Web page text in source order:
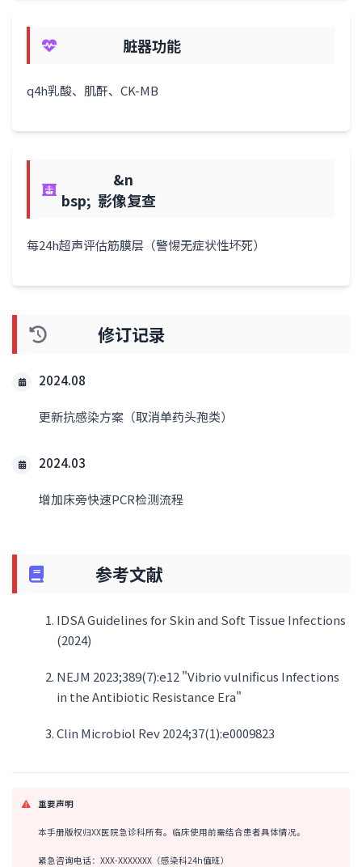
脏器功能
q4h乳酸、肌酐、CK-MB
&n
bsp; 影像复查
每24h超声评估筋膜层（警惕无症状性坏死）
修订记录
2024.08
更新抗感染方案（取消单药头孢类）
2024.03
增加床旁快速PCR检测流程
参考文献
IDSA Guidelines for Skin and Soft Tissue Infections
(2024)
NEJM 2023;389(7):e12 "Vibrio vulnificus Infections
in the Antibiotic Resistance Era"
Clin Microbiol Rev 2024;37(1):e0009823
重要声明
本手册版权归XX医院急诊科所有。临床使用前需结合患者具体情况。
紧急咨询电话：XXX-XXXXXXX（感染科24h值班）